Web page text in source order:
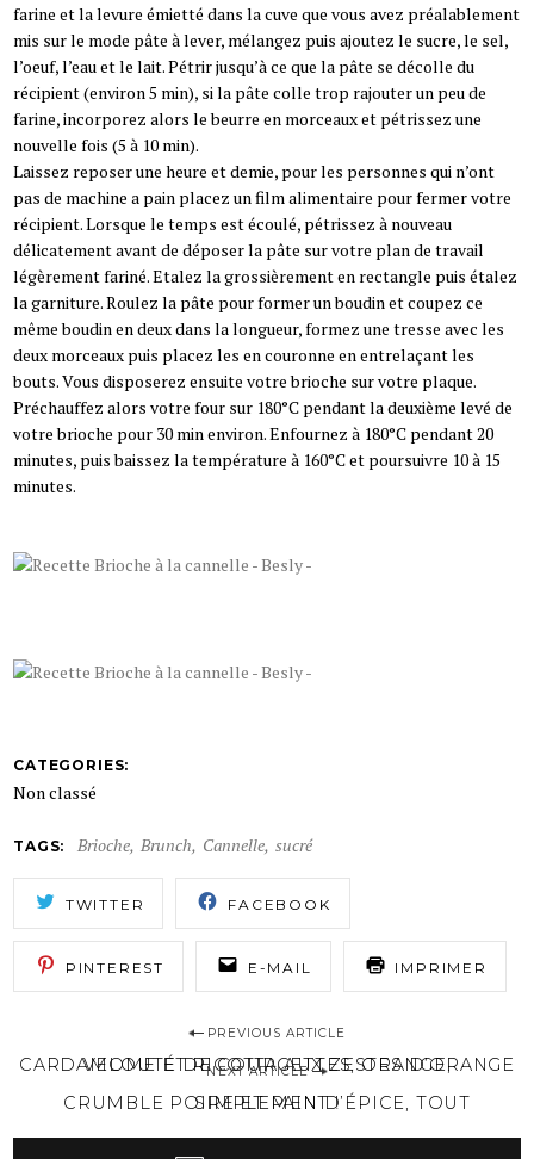
farine et la levure émietté dans la cuve que vous avez préalablement
mis sur le mode pâte à lever, mélangez puis ajoutez le sucre, le sel,
l’oeuf, l’eau et le lait. Pétrir jusqu’à ce que la pâte se décolle du
récipient (environ 5 min), si la pâte colle trop rajouter un peu de
farine, incorporez alors le beurre en morceaux et pétrissez une
nouvelle fois (5 à 10 min).
Laissez reposer une heure et demie, pour les personnes qui n’ont
pas de machine a pain placez un film alimentaire pour fermer votre
récipient. Lorsque le temps est écoulé, pétrissez à nouveau
délicatement avant de déposer la pâte sur votre plan de travail
légèrement fariné. Etalez la grossièrement en rectangle puis étalez
la garniture. Roulez la pâte pour former un boudin et coupez ce
même boudin en deux dans la longueur, formez une tresse avec les
deux morceaux puis placez les en couronne en entrelaçant les
bouts. Vous disposerez ensuite votre brioche sur votre plaque.
Préchauffez alors votre four sur 180°C pendant la deuxième levé de
votre brioche pour 30 min environ. Enfournez à 180°C pendant 20
minutes, puis baissez la température à 160°C et poursuivre 10 à 15
minutes.
CATEGORIES
Non classé
TAGS Brioche Brunch Cannelle sucré
TWITTER FACEBOOK
PINTEREST E-MAIL IMPRIMER
o
PREVIOUS ARTICLE
VELOUTÉ DE COURGETTES, ORANGE, CARDAMOME ET RICOTTA AUX ZESTES D’ORANGE
NEXT ARTICLE
CRUMBLE POIRE ET PAIN D’ÉPICE, TOUT SIMPLEMENT !